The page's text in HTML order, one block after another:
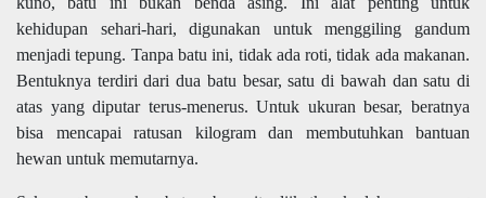
kehidupan sehari-hari, digunakan untuk menggiling gandum
menjadi tepung. Tanpa batu ini, tidak ada roti, tidak ada makanan.
Bentuknya terdiri dari dua batu besar, satu di bawah dan satu di
atas yang diputar terus-menerus. Untuk ukuran besar, beratnya
bisa mencapai ratusan kilogram dan membutuhkan bantuan
hewan untuk memutarnya.